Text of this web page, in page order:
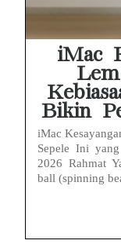
iMac
Bikin
iMac
Sepele Ini
2026 Rahmat
ball (spinning